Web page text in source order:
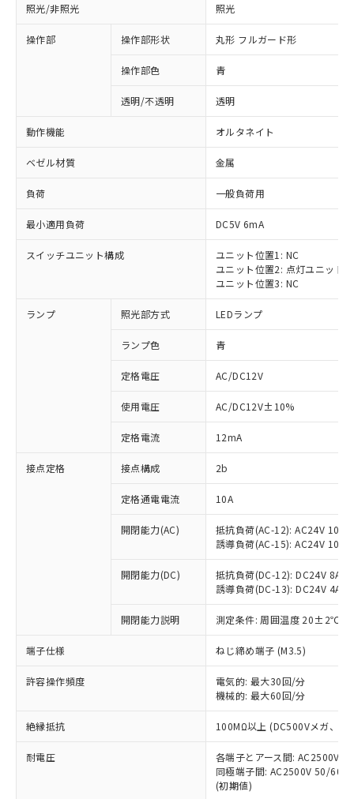
照光/非照光 照光
操作部 操作部形状 丸形 フルガード形
操作部色 青
透明/不透明 透明
動作機能 オルタネイト
ベゼル材質 金属
負荷 一般負荷用
最小適用負荷 DC5V 6mA
スイッチユニット構成
ユニット位置1: NC
ユニット位置2: 点灯ユニット
ユニット位置3: NC
ランプ 照光部方式 LEDランプ
ランプ色 青
定格電圧 AC/DC12V
使用電圧 AC/DC12V±10%
定格電流 12mA
接点定格 接点構成 2b
定格通電電流 10A
開閉能力(AC)
抵抗負荷(AC-12): AC24V 10A/
誘導負荷(AC-15): AC24V
開閉能力(DC)
抵抗負荷(DC-12): DC24V 8A/
誘導負荷(DC-13): DC24V 4A/
開閉能力説明 測定条件: 周囲温度 20±2℃、
端子仕様 ねじ締め端子 (M3.5)
許容操作頻度
電気的: 最大30回/分
機械的: 最大60回/分
絶縁抵抗 100MΩ以上 (DC500Vメガ、点
耐電圧
各端子とアース間: AC2500V
同極端子間: AC2500V 50/
(初期値)
ご利用条件
以下の条件をお読みいただき、同意のうえ
ご利用ください。
本サービスは、当社制御機器事業取扱
商品の当社在庫状況および標準価格
(税抜)を提供させていただくもので
当社制御機器事業取扱商品の中には、
本サービスの対象外となる商品もある
ことをご了承ください。
在庫状況および標準価格照会結果は、
記載している更新日時点での社内デー
タに基づき作成されるものであり、閲
覧された時点での実際の在庫および標
準価格とは異なる場合があることをご
※1 対応状況
対応済み：EU RoHS指令（10物質）の
非含有に対応した製品が提供可能な商品で
す。
対応予定：EU RoHS指令（10物質）の非含
有に対応した製品に切り替える予定のある
対応予定なし：EU RoHS指令（10物質）の
非含有に非対応の商品で、対応品を出す予
定はありません。
調査・確認中：EU RoHS指令（10物質）の
非含有の対応状況を調査中または確認中の
非該当品：ライセンス料など無形物で、有
害物質有無と関係のない商品です。
仕入先様の事情により、非含有部品として
いたものが、含有品と判明した場合などや
むを得ず変更することがあります。
六価クロム(Cr(Ⅵ)) 1000ppm以下、ポリ臭化ビフェニル
類(PBB) 1000ppm以下、ポリ臭化ジフェニルエーテル類
「○」：最大均質材料含有率が中国RoHSの
基準値以下であることを示します。
「×」：最大均質材料含有率が中国RoHSの
基準値を超えていることを示します。
「－」：未確認です。当社販売部門へお問
*中国RoHS10物質の基準値 (GB/T26572)：
Pb(鉛) :1000ppm、 Hg(水銀) : 1000ppm、 Cd(カドミウ
Cr(Ⅵ)(六価クロム) : 1000ppm、 PBBs(ポリ臭化ビフェ
当社は、これら貴社製品のうち、外国
為替および外国貿易法に定める商品
（以下｢規制貨物等」という）を輸出
または国外への提供する場合は、日本
国政府の輸出許可(または役務取引許
可)を取得するなどの必要な手続きを